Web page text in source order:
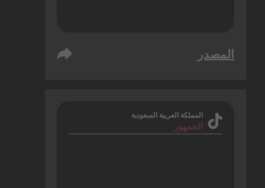
المصدر
المملكة العربية السعودية
الجمهور